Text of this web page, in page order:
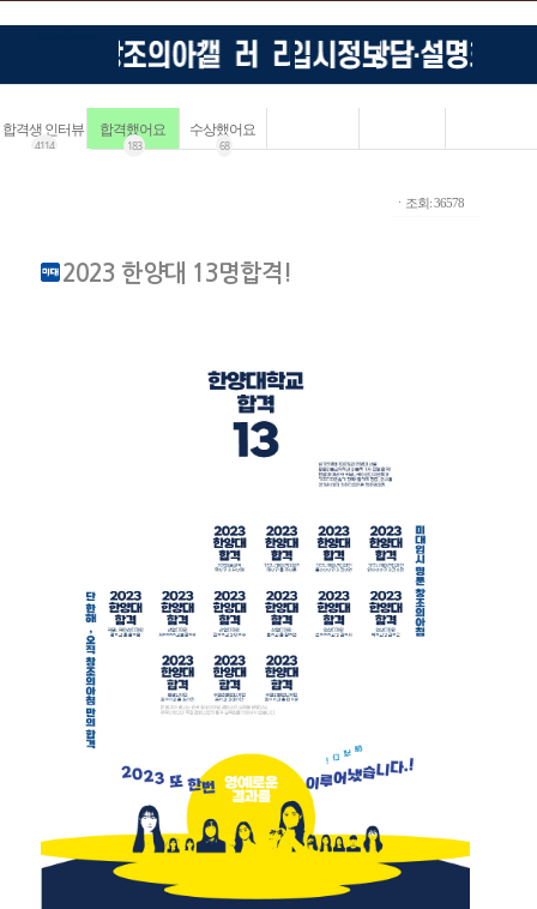
합격생 인터뷰
4114
합격했어요
183
수상했어요
68
ㆍ조회: 36578
2023 한양대 13명합격!